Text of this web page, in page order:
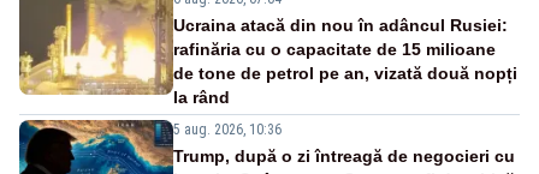
Ucraina atacă din nou în adâncul Rusiei:
rafinăria cu o capacitate de 15 milioane
de tone de petrol pe an, vizată două nopți
la rând
5 aug. 2026, 10:36
Trump, după o zi întreagă de negocieri cu